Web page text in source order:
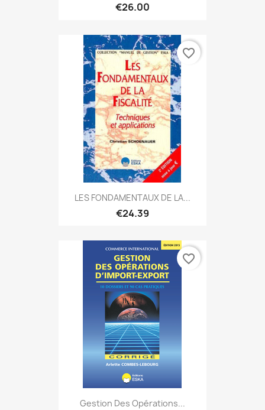
€26.00
LES FONDAMENTAUX DE LA...
€24.39
favorite_border
Gestion Des Opérations...
favorite_border